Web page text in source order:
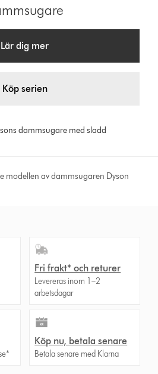
Lär dig mer
Köp serien
dammsugare med sladd
modellen av dammsugaren Dyson
Fri frakt* och returer
Levereras inom 1–2
arbetsdagar
Köp nu, betala senare
Betala senare med Klarna